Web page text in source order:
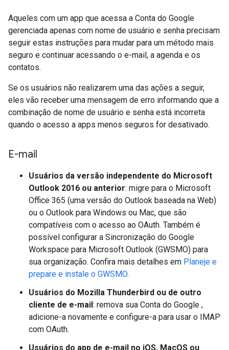
Aqueles com um app que acessa a Conta do Google
gerenciada apenas com nome de usuário e senha precisam
seguir estas instruções para mudar para um método mais
seguro e continuar acessando o e-mail, a agenda e os
contatos.
Se os usuários não realizarem uma das ações a seguir,
eles vão receber uma mensagem de erro informando que a
combinação de nome de usuário e senha está incorreta
quando o acesso a apps menos seguros for desativado.
E-mail
Usuários da versão independente do Microsoft
Outlook 2016 ou anterior: migre para o Microsoft
Office 365 (uma versão do Outlook baseada na Web)
ou o Outlook para Windows ou Mac, que são
compatíveis com o acesso ao OAuth. Também é
possível configurar a Sincronização do Google
Workspace para Microsoft Outlook (GWSMO) para
sua organização. Confira mais detalhes em Planeje e
prepare e instale o GWSMO.
Usuários do Mozilla Thunderbird ou de outro
cliente de e-mail: remova sua Conta do Google ,
adicione-a novamente e configure-a para usar o IMAP
com OAuth.
Usuários do app de e-mail no iOS, MacOS ou